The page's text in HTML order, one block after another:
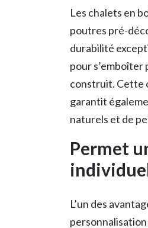
Les chalets en
poutres pré-
durabilité
pour
construit. Cette
garantit
naturels et de
Permet
L’un des